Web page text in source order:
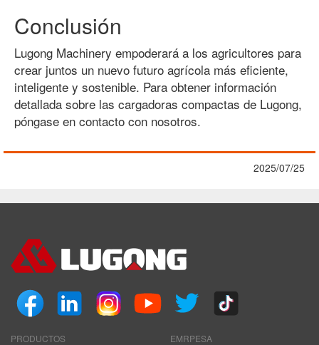
Conclusión
Lugong Machinery empoderará a los agricultores para
crear juntos un nuevo futuro agrícola más eficiente,
inteligente y sostenible. Para obtener información
detallada sobre las cargadoras compactas de Lugong,
póngase en contacto con nosotros.
2025/07/25
PRODUCTOS EMRPESA